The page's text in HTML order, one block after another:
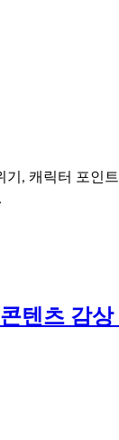
, 캐릭터 포인
텐츠 감